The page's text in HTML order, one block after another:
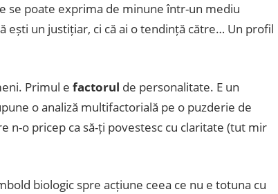
se poate exprima de minune într-un mediu
ești un justițiar, ci că ai o tendință către… Un profil
Primul e factorul de personalitate. E un
o analiză multifactorială pe o puzderie de
n-o pricep ca să-ți povestesc cu claritate (tut mir
biologic spre acțiune ceea ce nu e totuna cu